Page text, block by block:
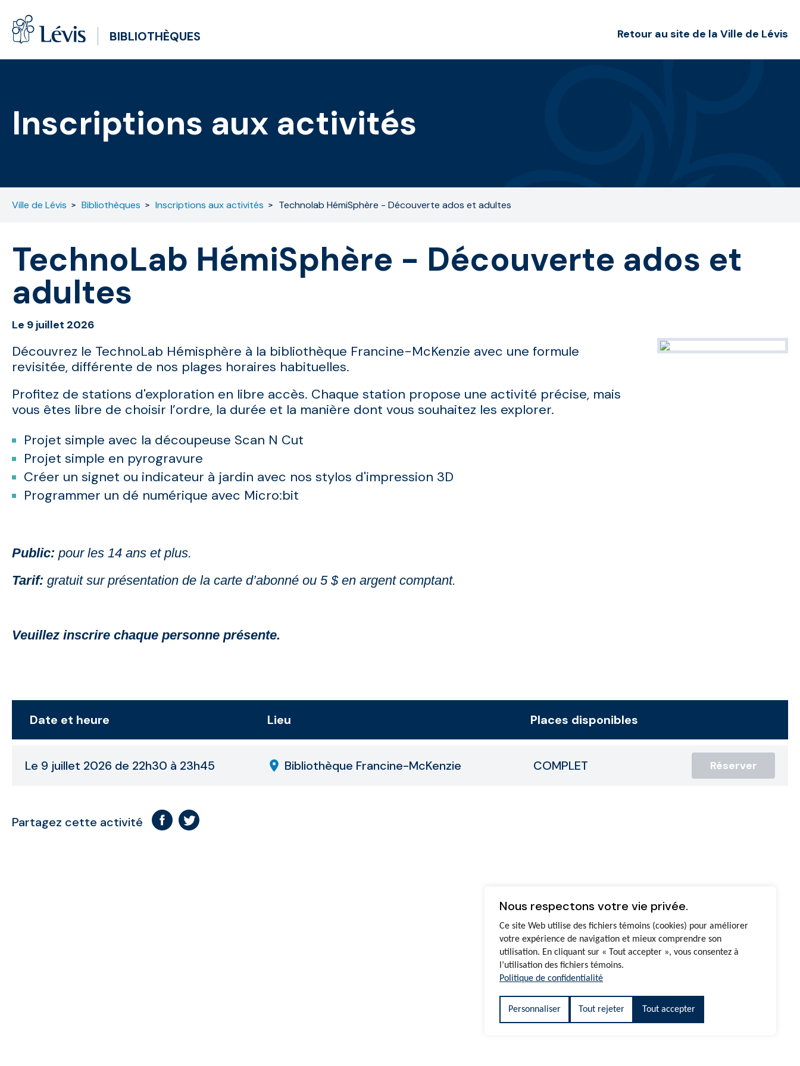
BIBLIOTHÈQUES Retour au site de la Ville de Lévis
Inscriptions aux activités
Ville de Lévis Bibliothèques Inscriptions aux activités Technolab HémiSphère - Découverte ados et adultes
TechnoLab HémiSphère - Découverte ados et
adultes
Le 9 juillet 2026
Découvrez le TechnoLab Hémisphère à la bibliothèque Francine-McKenzie avec une formule
revisitée, différente de nos plages horaires habituelles.
Profitez de stations d'exploration en libre accès. Chaque station propose une activité précise, mais
vous êtes libre de choisir l’ordre, la durée et la manière dont vous souhaitez les explorer.
Projet simple avec la découpeuse Scan N Cut
Projet simple en pyrogravure
Créer un signet ou indicateur à jardin avec nos stylos d'impression 3D
Programmer un dé numérique avec Micro:bit
Public: pour les 14 ans et plus.
Tarif: gratuit sur présentation de la carte d’abonné ou 5 $ en argent comptant.
Veuillez inscrire chaque personne présente.
Date et heure Lieu Places disponibles
Le 9 juillet 2026 de 22h30 à 23h45 Bibliothèque Francine-McKenzie COMPLET Réserver
Partagez cette activité
Nous respectons votre vie privée.
Ce site Web utilise des fichiers témoins (cookies) pour améliorer
votre expérience de navigation et mieux comprendre son
utilisation. En cliquant sur « Tout accepter », vous consentez à
l’utilisation des fichiers témoins.
Politique de confidentialité
Personnaliser Tout rejeter Tout accepter